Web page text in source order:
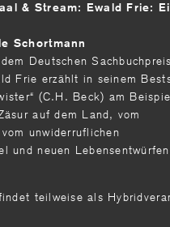
& Stream: Ewald Frie:
Schortmann
Deutschen
Frie erzählt in seinem
(C.H. Beck) am
auf dem Land, vom
unwiderruflichen
und neuen
teilweise als